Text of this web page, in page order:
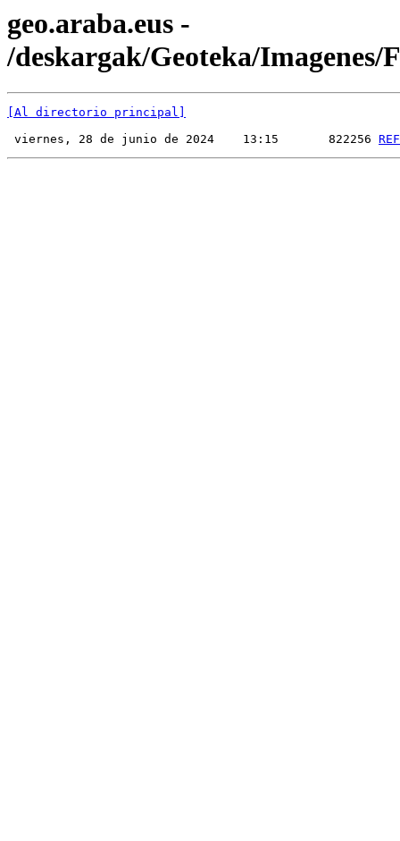
geo.araba.eus -
/deskargak/Geoteka/Imagenes/
[Al directorio principal]
viernes, 28 de junio de 2024    13:15       822256